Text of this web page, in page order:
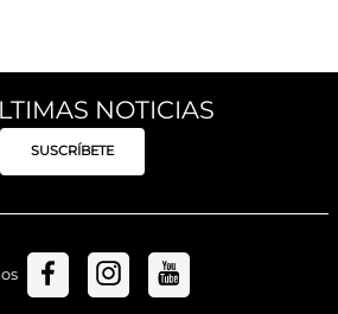
NOTICIAS
SUSCRÍBETE